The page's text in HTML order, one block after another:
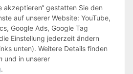
bis 16:30 Uhr
akzeptieren“ gestatten Sie den
auf unserer Website: YouTube,
Google Ads, Google Tag
Einstellung jederzeit ändern
unten). Weitere Details finden
und in unserer
.